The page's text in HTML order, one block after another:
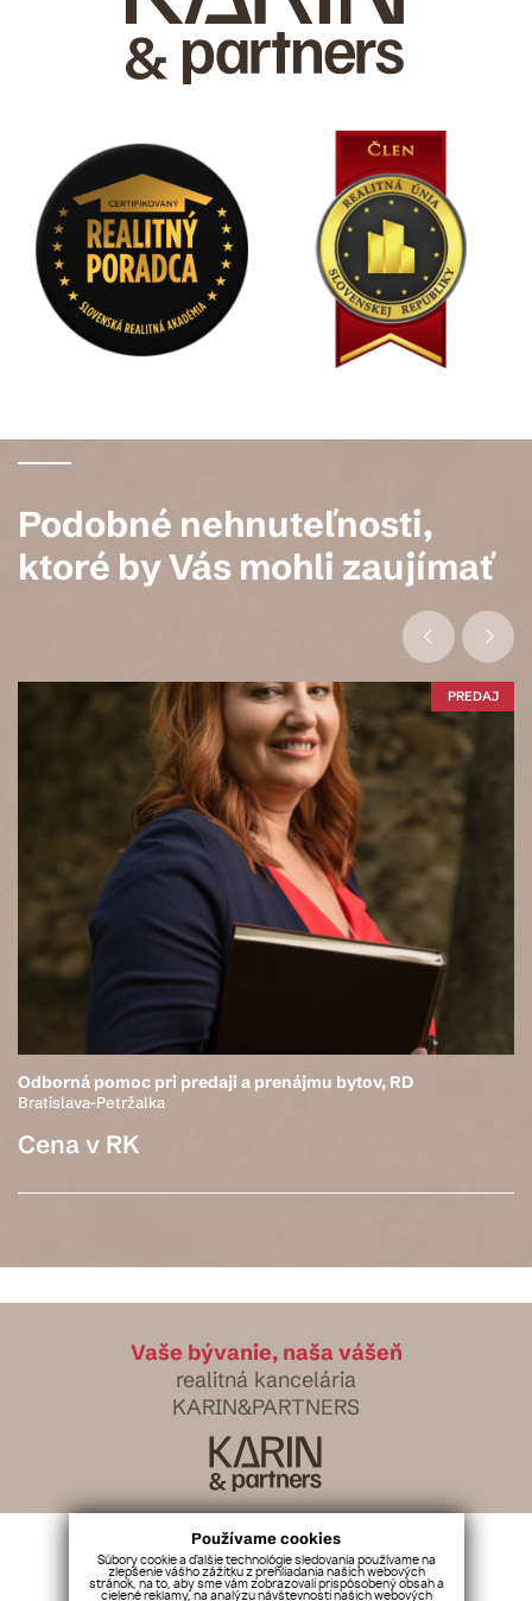
Používame cookies
Súbory cookie a ďalšie technológie sledovania používame na
zlepšenie vášho zážitku z prehliadania našich webových
stránok, na to, aby sme vám zobrazovali prispôsobený obsah a
cielené reklamy, na analýzu návštevnosti našich webových
Podobné nehnuteľnosti,
ktoré by Vás mohli zaujímať
PREDAJ
Odborná pomoc pri predaji a prenájmu bytov, RD
Bratislava-Petržalka
Cena v RK
Vaše bývanie, naša vášeň
realitná kancelária
KARIN&PARTNERS
info@karinpartners.sk
+421 918 971 554